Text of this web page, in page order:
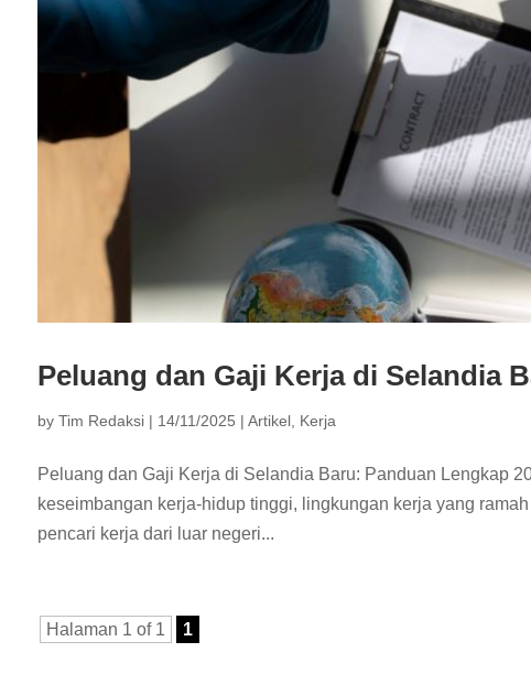
Peluang dan Gaji Kerja di Selandia
by Tim Redaksi| 14/11/2025 | Artikel, Kerja
Peluang dan Gaji Kerja di Selandia Baru: Panduan Lengkap
keseimbangan kerja-hidup tinggi, lingkungan kerja yang
pencari kerja dari luar negeri...
Halaman 1 of 1 1